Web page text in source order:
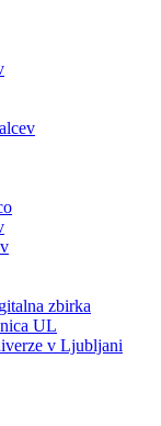
zbirka
UL
v Ljubljani